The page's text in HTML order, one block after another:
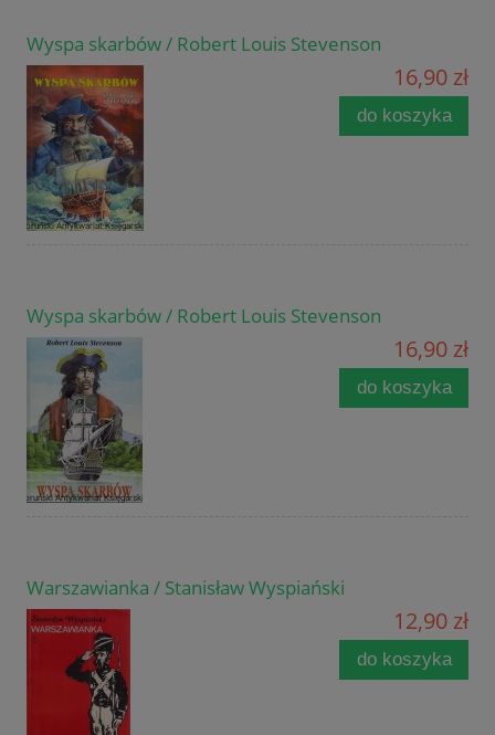
Wyspa skarbów / Robert Louis Stevenson
16,90 zł
do koszyka
Wyspa skarbów / Robert Louis Stevenson
16,90 zł
do koszyka
Warszawianka / Stanisław Wyspiański
12,90 zł
do koszyka